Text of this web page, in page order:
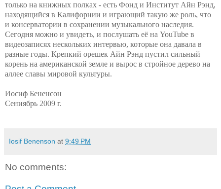
только на книжных полках - есть Фонд и Институт Айн Рэнд,
находящийся в Калифорнии и играющий такую же роль, что
и консерватории в сохранении музыкального наследия.
Сегодня можно и увидеть, и послушать её на YouTube в
видеозаписях нескольких интервью, которые она давала в
разные годы. Крепкий орешек Айн Рэнд пустил сильный
корень на американской земле и вырос в стройное дерево на
аллее славы мировой культуры.
Иосиф Бененсон
Сениябрь 2009 г.
Iosif Benenson at 9:49 PM
No comments: